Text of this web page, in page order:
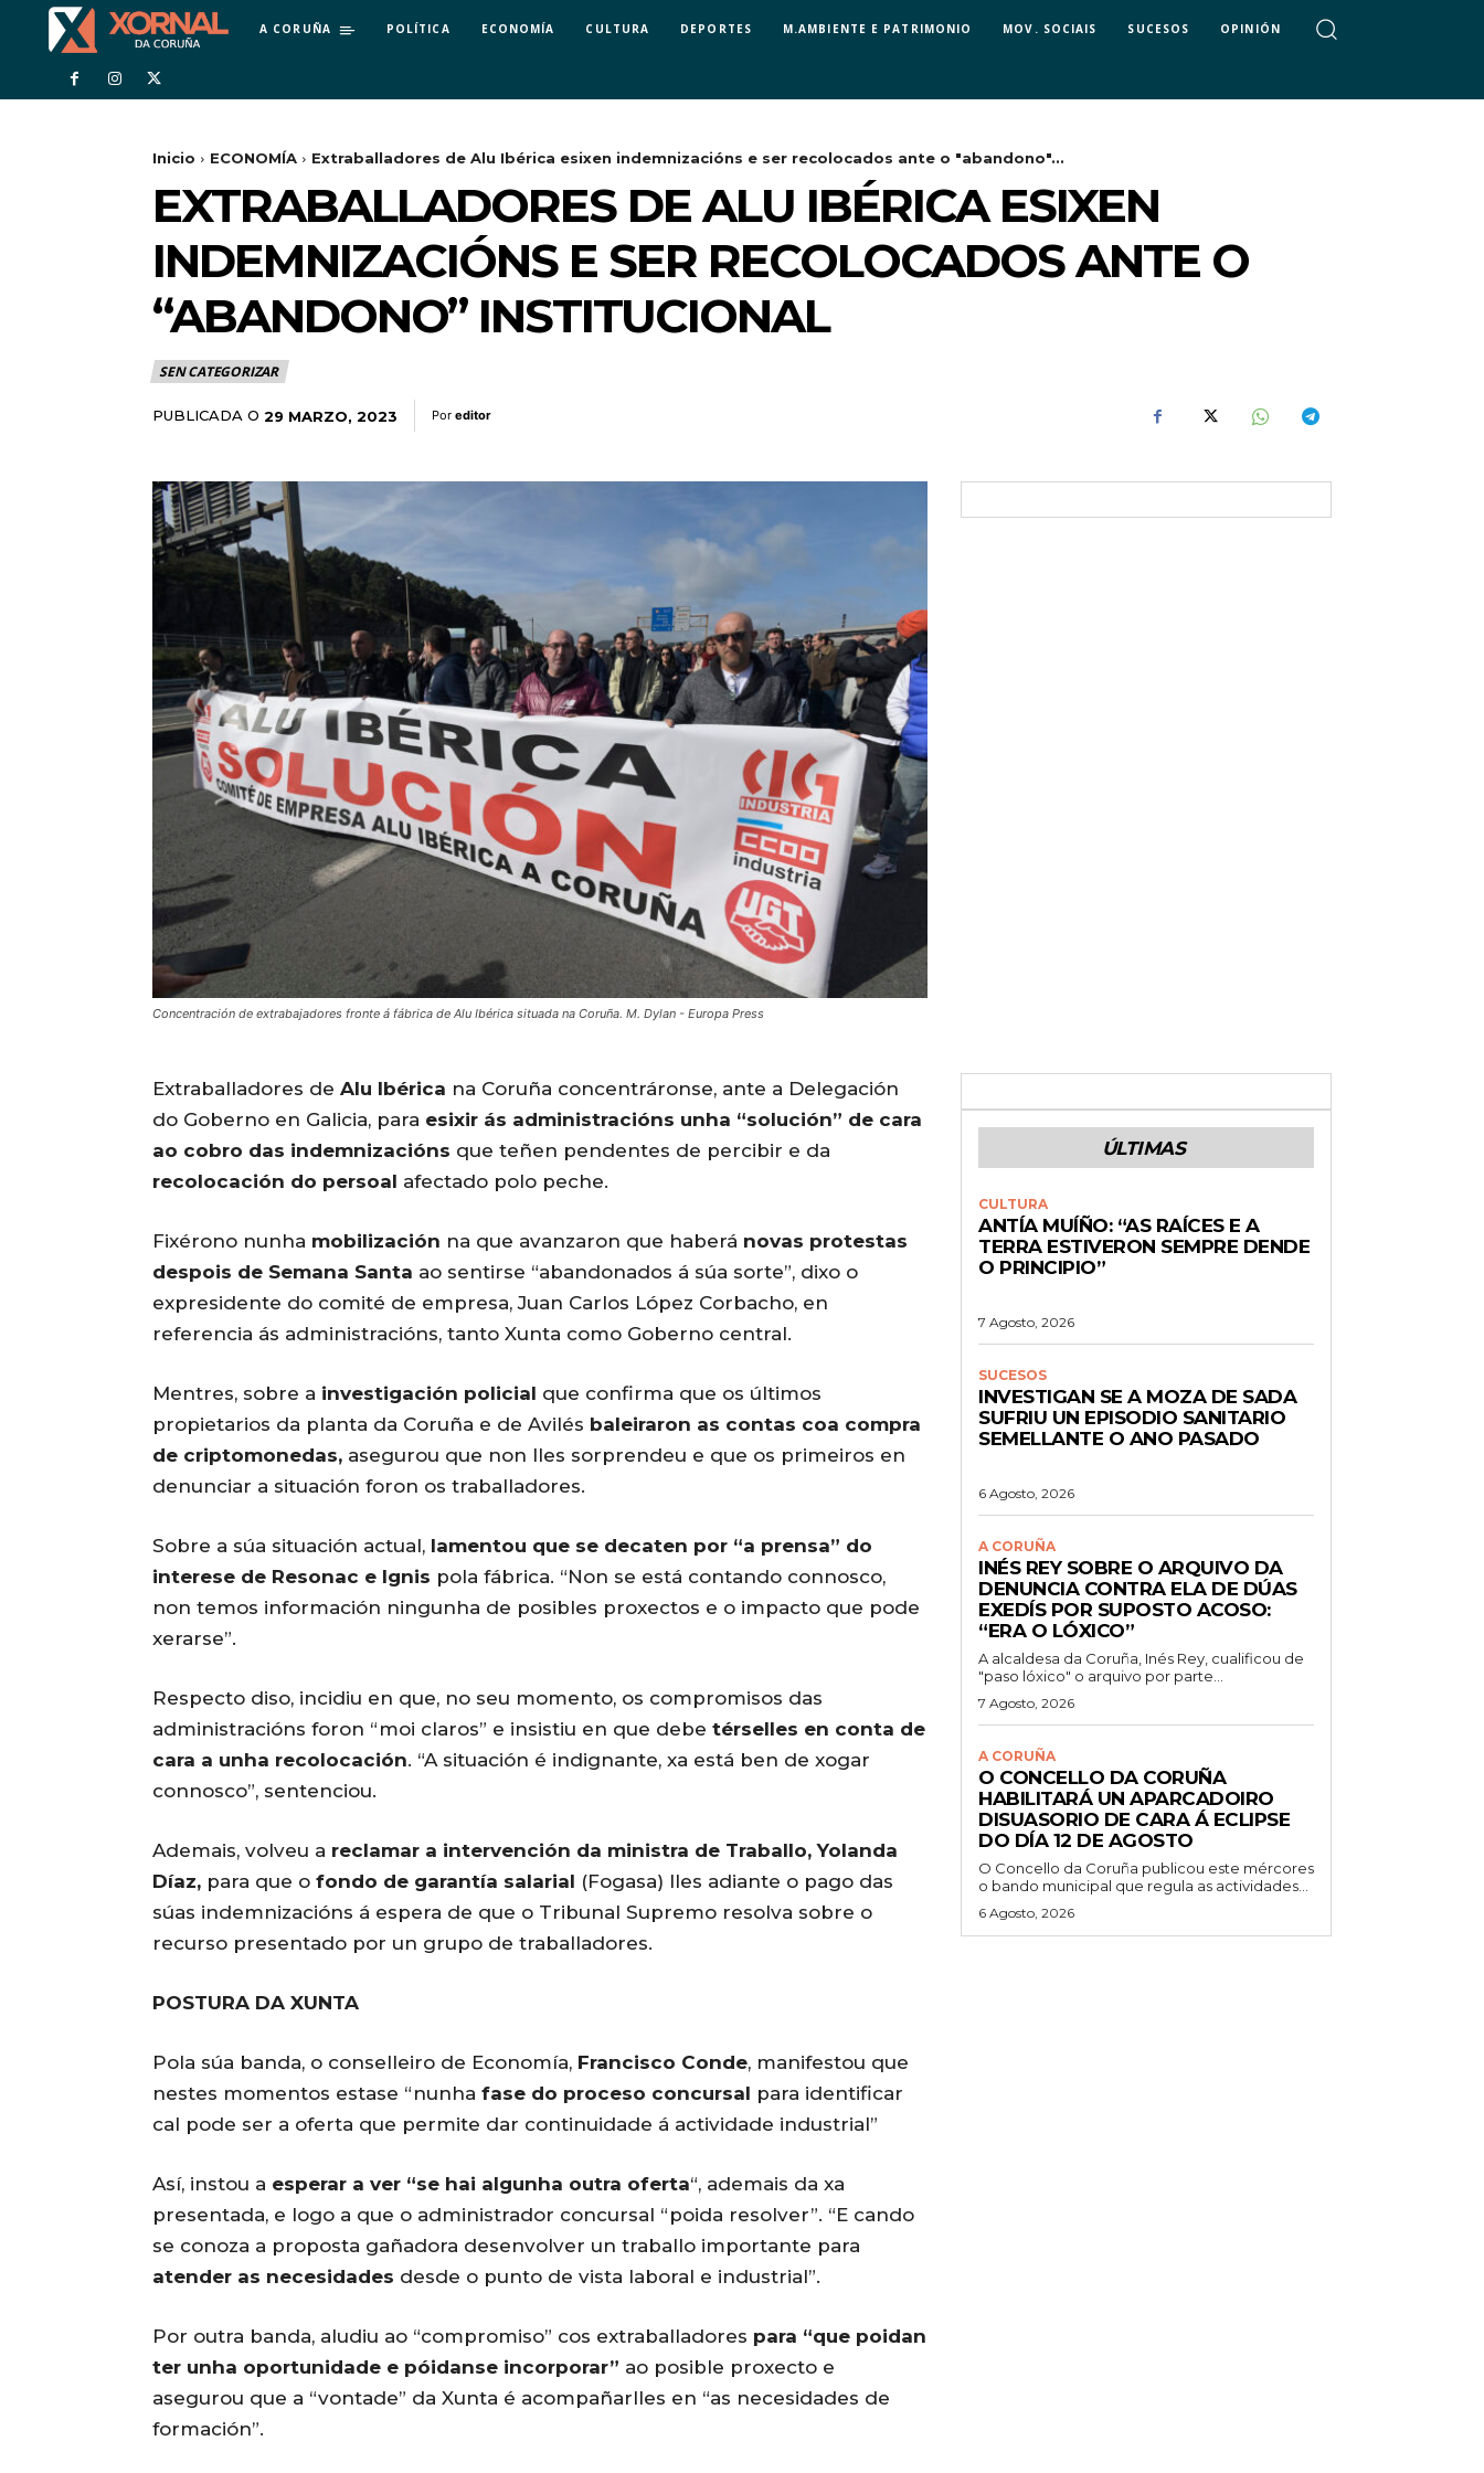
A CORUÑA POLÍTICA ECONOMÍA CULTURA DEPORTES M.AMBIENTE E PATRIMONIO MOV. SOCIAIS SUCESOS OPINIÓN
Inicio ECONOMÍA Extraballadores de Alu Ibérica esixen indemnizacións e ser recolocados ante o "abandono"...
EXTRABALLADORES DE ALU IBÉRICA ESIXEN
INDEMNIZACIÓNS E SER RECOLOCADOS ANTE O
“ABANDONO” INSTITUCIONAL
SEN CATEGORIZAR
PUBLICADA O 29 MARZO, 2023 Por editor
Concentración de extrabajadores fronte á fábrica de Alu Ibérica situada na Coruña. M. Dylan - Europa Press
Extraballadores de Alu Ibérica na Coruña concentráronse, ante a Delegación
do Goberno en Galicia, para esixir ás administracións unha “solución” de cara
ao cobro das indemnizacións que teñen pendentes de percibir e da
recolocación do persoal afectado polo peche.
Fixérono nunha mobilización na que avanzaron que haberá novas protestas
despois de Semana Santa ao sentirse “abandonados á súa sorte”, dixo o
expresidente do comité de empresa, Juan Carlos López Corbacho, en
referencia ás administracións, tanto Xunta como Goberno central.
Mentres, sobre a investigación policial que confirma que os últimos
propietarios da planta da Coruña e de Avilés baleiraron as contas coa compra
de criptomonedas, asegurou que non lles sorprendeu e que os primeiros en
denunciar a situación foron os traballadores.
Sobre a súa situación actual, lamentou que se decaten por “a prensa” do
interese de Resonac e Ignis pola fábrica. “Non se está contando connosco,
non temos información ningunha de posibles proxectos e o impacto que pode
xerarse”.
Respecto diso, incidiu en que, no seu momento, os compromisos das
administracións foron “moi claros” e insistiu en que debe térselles en conta de
cara a unha recolocación. “A situación é indignante, xa está ben de xogar
connosco”, sentenciou.
Ademais, volveu a reclamar a intervención da ministra de Traballo, Yolanda
Díaz, para que o fondo de garantía salarial (Fogasa) lles adiante o pago das
súas indemnizacións á espera de que o Tribunal Supremo resolva sobre o
recurso presentado por un grupo de traballadores.
POSTURA DA XUNTA
Pola súa banda, o conselleiro de Economía, Francisco Conde, manifestou que
nestes momentos estase “nunha fase do proceso concursal para identificar
cal pode ser a oferta que permite dar continuidade á actividade industrial”
Así, instou a esperar a ver “se hai algunha outra oferta“, ademais da xa
presentada, e logo a que o administrador concursal “poida resolver”. “E cando
se conoza a proposta gañadora desenvolver un traballo importante para
atender as necesidades desde o punto de vista laboral e industrial”.
Por outra banda, aludiu ao “compromiso” cos extraballadores para “que poidan
ter unha oportunidade e póidanse incorporar” ao posible proxecto e
asegurou que a “vontade” da Xunta é acompañarlles en “as necesidades de
formación”.
ÚLTIMAS
CULTURA
ANTÍA MUÍÑO: “AS RAÍCES E A
TERRA ESTIVERON SEMPRE DENDE
O PRINCIPIO”
7 Agosto, 2026
SUCESOS
INVESTIGAN SE A MOZA DE SADA
SUFRIU UN EPISODIO SANITARIO
SEMELLANTE O ANO PASADO
6 Agosto, 2026
A CORUÑA
INÉS REY SOBRE O ARQUIVO DA
DENUNCIA CONTRA ELA DE DÚAS
EXEDÍS POR SUPOSTO ACOSO:
“ERA O LÓXICO”
A alcaldesa da Coruña, Inés Rey, cualificou de
"paso lóxico" o arquivo por parte...
7 Agosto, 2026
A CORUÑA
O CONCELLO DA CORUÑA
HABILITARÁ UN APARCADOIRO
DISUASORIO DE CARA Á ECLIPSE
DO DÍA 12 DE AGOSTO
O Concello da Coruña publicou este mércores
o bando municipal que regula as actividades...
6 Agosto, 2026